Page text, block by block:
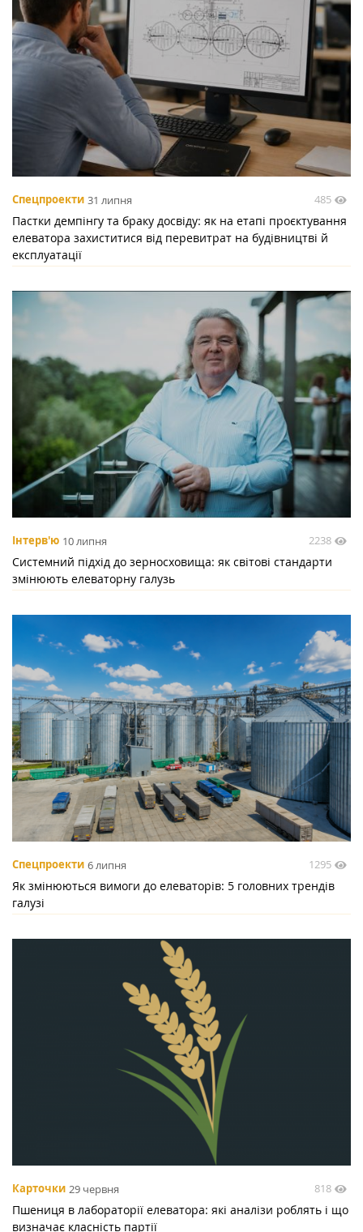
Спецпроекти 31 липня 485
Пастки демпінгу та браку досвіду: як на етапі проєктування
елеватора захиститися від перевитрат на будівництві й
експлуатації
Інтерв'ю 10 липня 2238
Системний підхід до зерносховища: як світові стандарти
змінюють елеваторну галузь
Спецпроекти 6 липня 1295
Як змінюються вимоги до елеваторів: 5 головних трендів
галузі
Карточки 29 червня 818
Пшениця в лабораторії елеватора: які аналізи роблять і що
визначає класність партії